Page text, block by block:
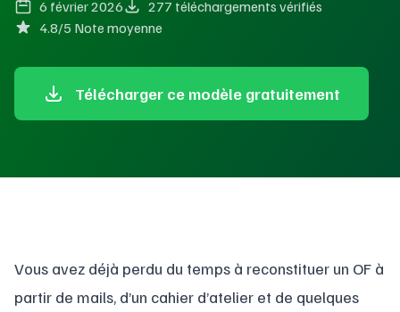
6 février 2026
277 téléchargements vérifiés
4.8/5 Note moyenne
Télécharger ce modèle gratuitement
Vous avez déjà perdu du temps à reconstituer un OF à
partir de mails, d’un cahier d’atelier et de quelques